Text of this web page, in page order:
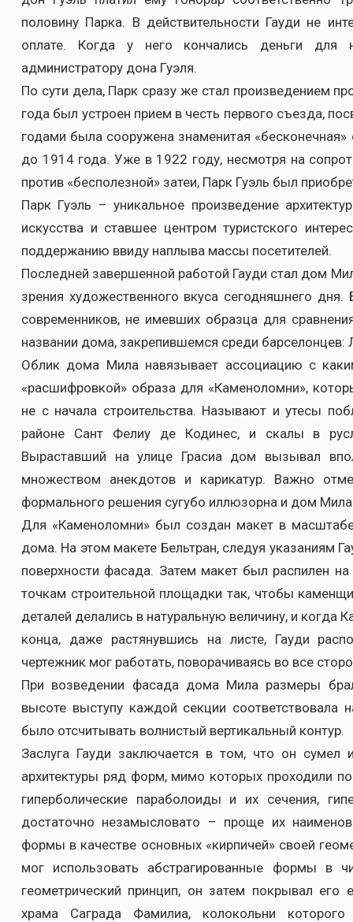
половину Парка. В действительности Гауди не
оплате. Когда у него кончались деньги для
администратору дона Гуэля.
По сути дела, Парк сразу же стал произведением
года был устроен прием в честь первого съезда,
годами была сооружена знаменитая
до 1914 года. Уже в 1922 году, несмотря на
против «бесполезной» затеи, Парк Гуэль был
Парк Гуэль – уникальное произведение
искусства и ставшее центром туристского
поддержанию ввиду наплыва массы посетителей.
Последней завершенной работой Гауди стал дом
зрения художественного вкуса сегодняшнего дня.
современников, не имевших образца для
названии дома, закрепившемся среди
Облик дома Мила навязывает ассоциацию с
«расшифровкой» образа для «Каменоломни»,
не с начала строительства. Называют и утесы
районе Сант Фелиу де Кодинес, и скалы в
Выраставший на улице Грасиа дом вызывал
множеством анекдотов и карикатур. Важно
формального решения сугубо иллюзорна и дом
Для «Каменоломни» был создан макет в
дома. На этом макете Бельтран, следуя указаниям
поверхности фасада. Затем макет был распилен
точкам строительной площадки так, чтобы
деталей делались в натуральную величину, и когда
конца, даже растянувшись на листе, Гауди
чертежник мог работать, поворачиваясь во все
При возведении фасада дома Мила размеры
высоте выступу каждой секции соответствовала
было отсчитывать волнистый вертикальный контур.
Заслуга Гауди заключается в том, что он
архитектуры ряд форм, мимо которых проходили
гиперболические параболоиды и их сечения,
достаточно незамысловато – проще их
формы в качестве основных «кирпичей» своей
мог использовать абстрагированные формы в
геометрический принцип, он затем покрывал
храма Саграда Фамилиа, колокольни